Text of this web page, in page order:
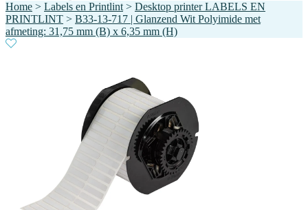
Home > Labels en Printlint > Desktop printer LABELS EN
PRINTLINT > B33-13-717 | Glanzend Wit Polyimide met
afmeting: 31,75 mm (B) x 6,35 mm (H)